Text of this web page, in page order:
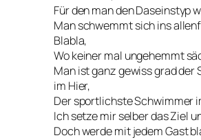
Für den man den Daseinstyp
Man schwemmt sich ins
Blabla,
Wo keiner mal ungehemmt
Man ist ganz gewiss grad der
im Hier,
Der sportlichste Schwimmer
Ich setze mir selber das Ziel
Doch werde mit jedem Gast